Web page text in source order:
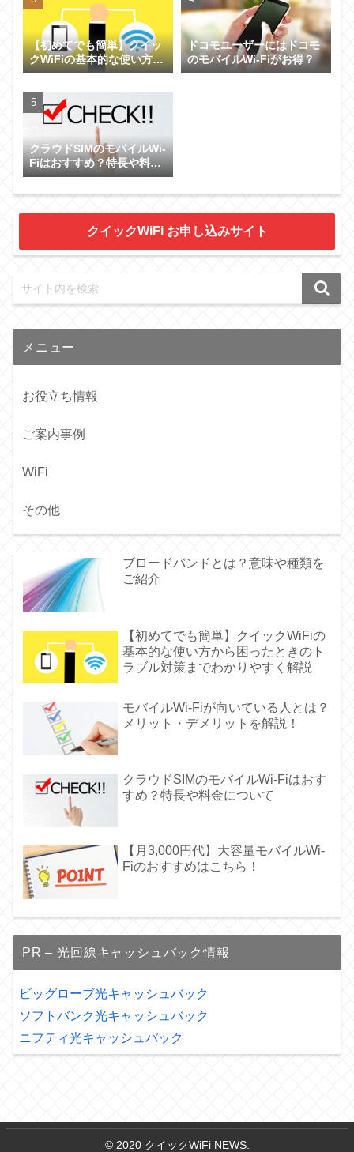
【初めてでも簡単】クイッ
クWiFiの基本的な使い方か
ら困ったときのトラブル対
ドコモユーザーにはドコモ
のモバイルWi-Fiがお得？
クラウドSIMのモバイルWi-
Fiはおすすめ？特長や料金
について
クイックWiFi お申し込みサイト
メニュー
お役立ち情報
ご案内事例
WiFi
その他
ブロードバンドとは？意味や種類を
ご紹介
【初めてでも簡単】クイックWiFiの
基本的な使い方から困ったときのト
ラブル対策までわかりやすく解説
モバイルWi-Fiが向いている人とは？
メリット・デメリットを解説！
クラウドSIMのモバイルWi-Fiはおす
すめ？特長や料金について
【月3,000円代】大容量モバイルWi-
Fiのおすすめはこちら！
PR – 光回線キャッシュバック情報
ビッグローブ光キャッシュバック
ソフトバンク光キャッシュバック
ニフティ光キャッシュバック
© 2020 クイックWiFi NEWS.